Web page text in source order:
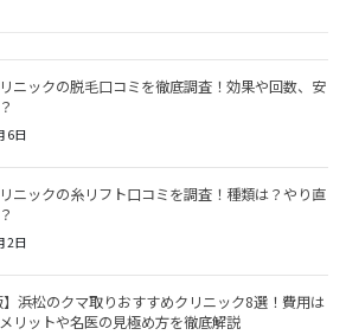
ニックの脱毛口コミを徹底調査！効果や回数、安
6日
ニックの糸リフト口コミを調査！種類は？やり直
2日
】浜松のクマ取りおすすめクリニック8選！費用は
リットや名医の見極め方を徹底解説